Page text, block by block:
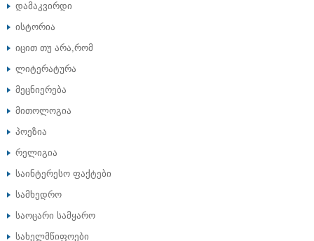
დამაკვირდი
ისტორია
იცით თუ არა,რომ
ლიტერატურა
მეცნიერება
მითოლოგია
პოეზია
რელიგია
საინტერესო ფაქტები
სამხედრო
საოცარი სამყარო
სახელმწიფოები